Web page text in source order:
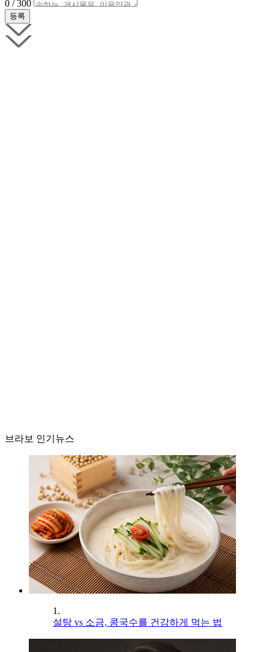
0 / 300
브라보 인기뉴스
1.
설탕 vs 소금, 콩국수를 건강하게 먹는 법